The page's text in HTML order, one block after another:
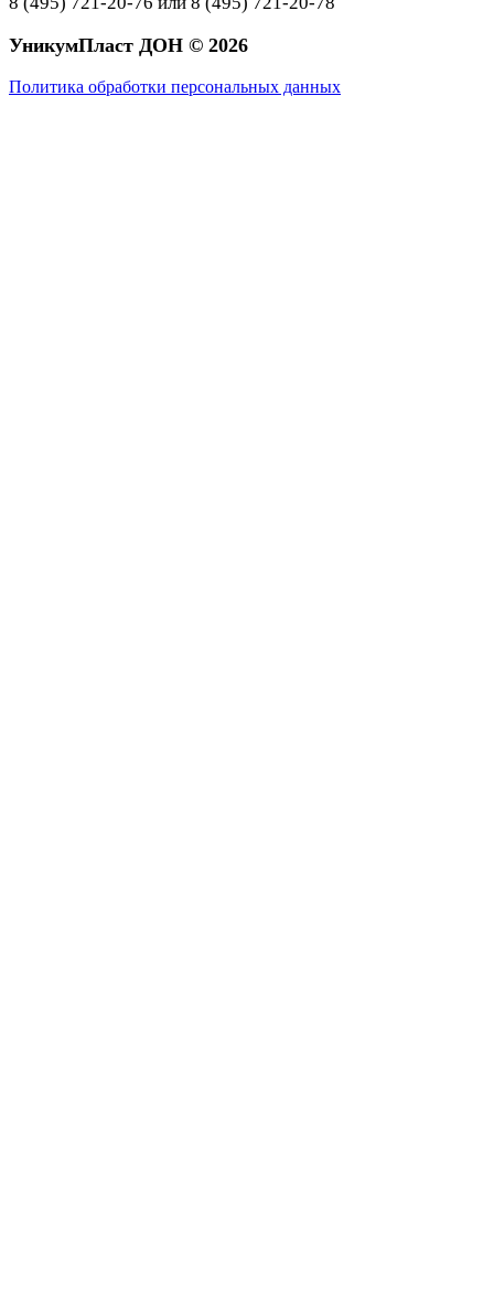
УникумПласт ДОН © 2026
Политика обработки персональных данных